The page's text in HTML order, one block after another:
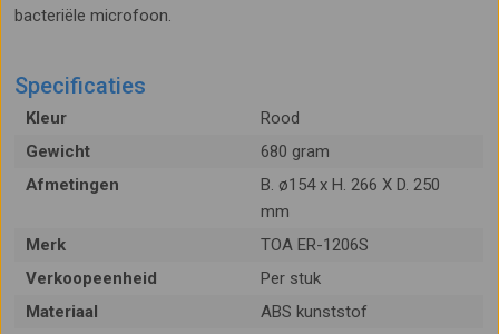
bacteriële microfoon.
Specificaties
Kleur
Rood
Gewicht
680 gram
Afmetingen
B. ø154 x H. 266 X D. 250
mm
Merk
TOA ER-1206S
Verkoopeenheid
Per stuk
Materiaal
ABS kunststof